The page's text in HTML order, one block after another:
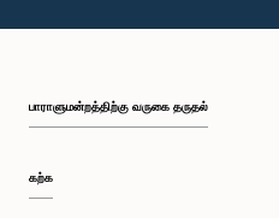
பாராளுமன்றத்திற்கு வருகை தருதல்
கற்க